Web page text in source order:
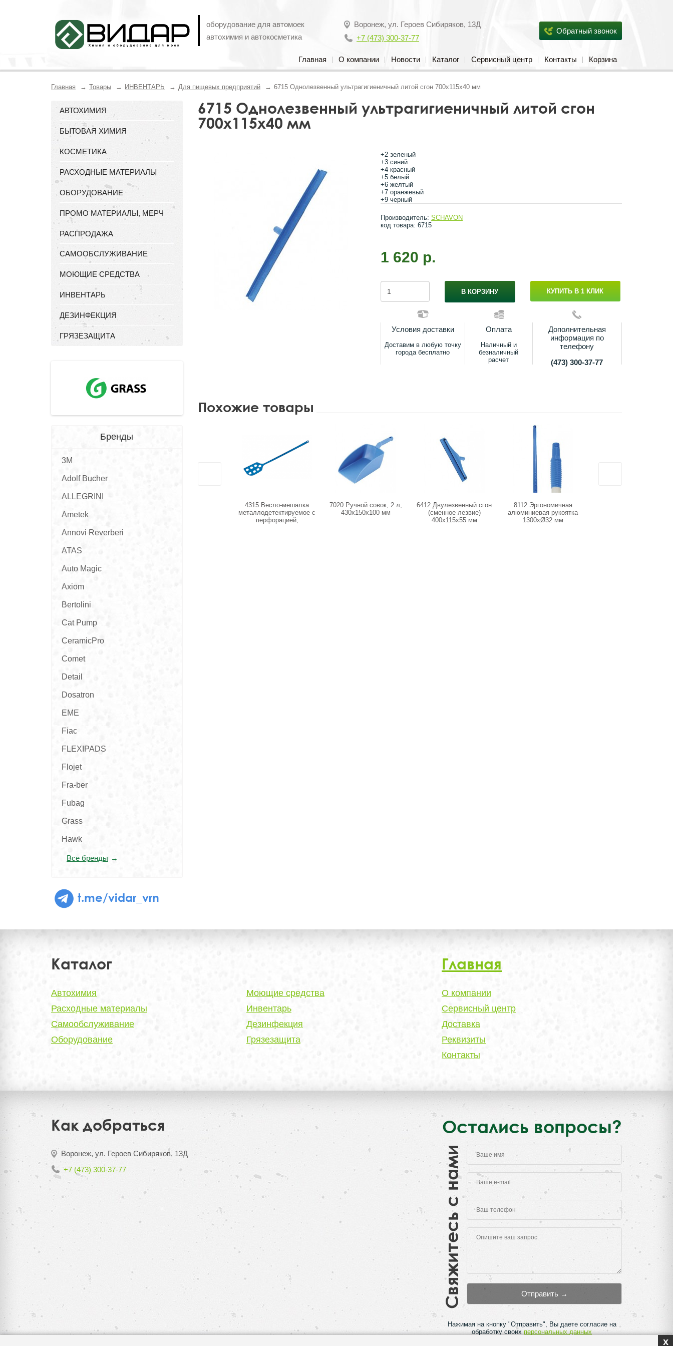
оборудование для автомоек
автохимия и автокосметика
Воронеж, ул. Героев Сибиряков, 13Д
+7 (473) 300-37-77
Обратный звонок
Главная О компании Новости Каталог Сервисный центр Контакты Корзина
Главная Товары ИНВЕНТАРЬ Для пищевых предприятий 6715 Однолезвенный ультрагигиеничный литой сгон 700x115x40 мм
АВТОХИМИЯ
БЫТОВАЯ ХИМИЯ
КОСМЕТИКА
РАСХОДНЫЕ МАТЕРИАЛЫ
ОБОРУДОВАНИЕ
ПРОМО МАТЕРИАЛЫ, МЕРЧ
РАСПРОДАЖА
САМООБСЛУЖИВАНИЕ
МОЮЩИЕ СРЕДСТВА
ИНВЕНТАРЬ
ДЕЗИНФЕКЦИЯ
ГРЯЗЕЗАЩИТА
Бренды
3M
Adolf Bucher
ALLEGRINI
Ametek
Annovi Reverberi
ATAS
Auto Magic
Axiom
Bertolini
Cat Pump
CeramicPro
Comet
Detail
Dosatron
EME
Fiac
FLEXIPADS
Flojet
Fra-ber
Fubag
Grass
Hawk
Все бренды
t.me/vidar_vrn
6715 Однолезвенный ультрагигиеничный литой сгон
700x115x40 мм
+2 зеленый
+3 синий
+4 красный
+5 белый
+6 желтый
+7 оранжевый
+9 черный
Производитель:SCHAVON
код товара: 6715
1 620 р.
В КОРЗИНУ КУПИТЬ В 1 КЛИК
Условия доставки
Доставим в любую точку
города бесплатно
Оплата
Наличный и
безналичный
расчет
Дополнительная
информация по
телефону
(473) 300-37-77
Похожие товары
4315 Весло-мешалка
металлодетектируемое с
перфорацией,
7020 Ручной совок, 2 л,
430х150х100 мм
6412 Двулезвенный сгон
(сменное лезвие)
400x115x55 мм
8112 Эргономичная
алюминиевая рукоятка
1300xØ32 мм
Каталог Главная
Автохимия
Расходные материалы
Самообслуживание
Оборудование
Моющие средства
Инвентарь
Дезинфекция
Грязезащита
О компании
Сервисный центр
Доставка
Реквизиты
Контакты
Как добраться
Воронеж, ул. Героев Сибиряков, 13Д
+7 (473) 300-37-77
Остались вопросы?
Свяжитесь с нами
Нажимая на кнопку "Отправить", Вы даете согласие на
обработку своихперсональных данных
x